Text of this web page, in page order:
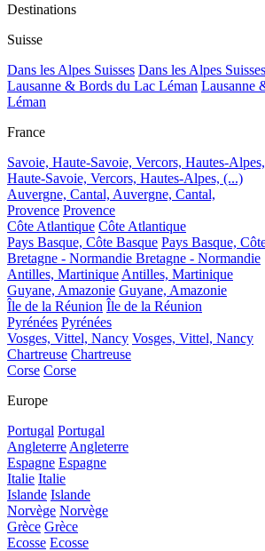
Destinations
Suisse
Dans les Alpes Suisses Dans les Alpes Suisses
Lausanne & Bords du Lac Léman Lausanne
Léman
France
Savoie, Haute-Savoie, Vercors, Hautes-
Haute-Savoie, Vercors, Hautes-Alpes, (...)
Auvergne, Cantal, Auvergne, Cantal,
Provence Provence
Côte Atlantique Côte Atlantique
Pays Basque, Côte Basque Pays Basque,
Bretagne - Normandie Bretagne - Normandie
Antilles, Martinique Antilles, Martinique
Guyane, Amazonie Guyane, Amazonie
Île de la Réunion Île de la Réunion
Pyrénées Pyrénées
Vosges, Vittel, Nancy Vosges, Vittel, Nancy
Chartreuse Chartreuse
Corse Corse
Europe
Portugal Portugal
Angleterre Angleterre
Espagne Espagne
Italie Italie
Islande Islande
Norvège Norvège
Grèce Grèce
Ecosse Ecosse